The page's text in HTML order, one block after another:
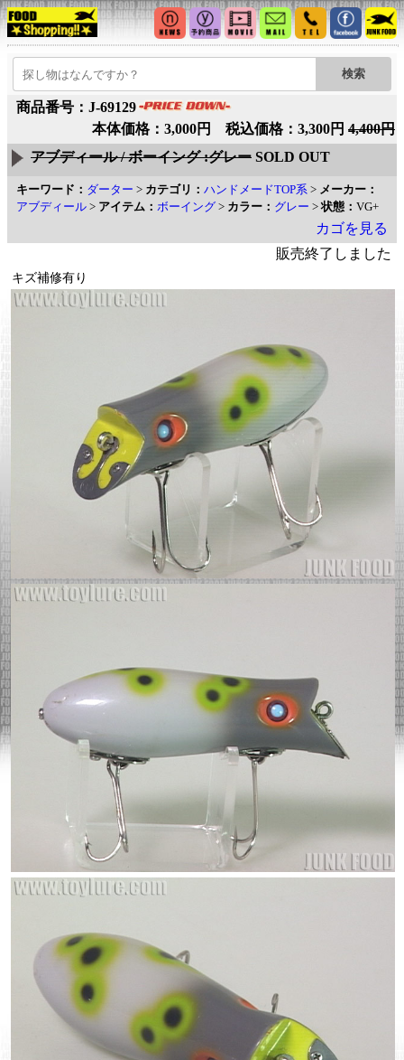
商品番号：J-69129
本体価格：3,000円 税込価格：3,300円 4,400円
アブディール / ボーイング :グレー SOLD OUT
キーワード： ダーター > カテゴリ： ハンドメードTOP系 > メーカー：
アブディール > アイテム： ボーイング > カラー： グレー >状態： VG+
カゴを見る
販売終了しました
キズ補修有り